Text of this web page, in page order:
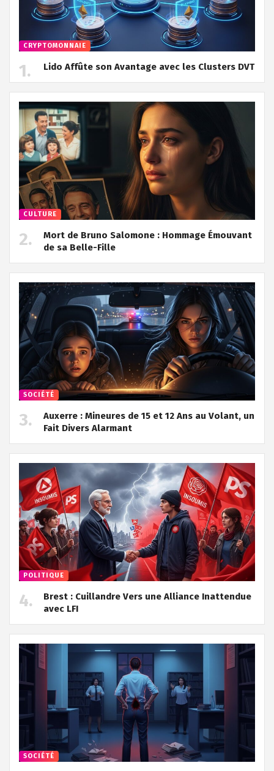
CRYPTOMONNAIE
Lido Affûte son Avantage avec les Clusters DVT
CULTURE
Mort de Bruno Salomone : Hommage Émouvant
de sa Belle-Fille
SOCIÉTÉ
Auxerre : Mineures de 15 et 12 Ans au Volant, un
Fait Divers Alarmant
POLITIQUE
Brest : Cuillandre Vers une Alliance Inattendue
avec LFI
SOCIÉTÉ